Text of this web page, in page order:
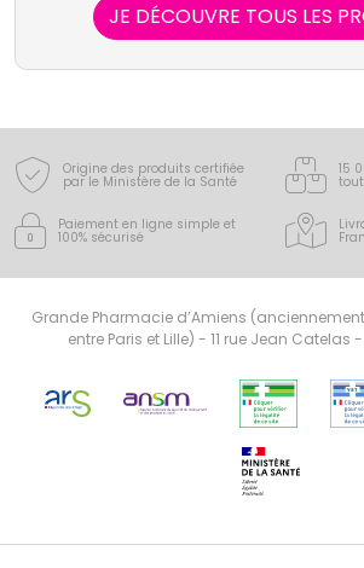
JE DÉCOUVRE TOUS LES
Origine des produits certifiée
par le Ministère de la Santé
15
Paiement en ligne simple et
100% sécurisé
Grande Pharmacie d’Amiens
entre Paris et Lille) - 11 rue Jean Catelas